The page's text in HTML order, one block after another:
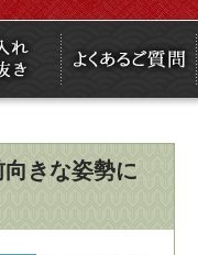
きな姿勢に